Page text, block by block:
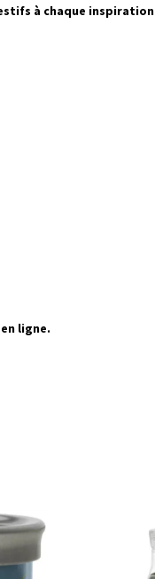
à chaque
ligne.